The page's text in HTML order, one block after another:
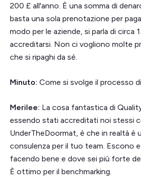
200 £ all'anno. È una somma di
basta una sola prenotazione per
modo per le aziende, si parla di circa
accreditarsi. Non ci vogliono molte
che si ripaghi da sé.
Minuto: Come si svolge il processo
Merilee: La cosa fantastica di
essendo stati accreditati noi stessi
UnderTheDoormat, è che in realtà è
consulenza per il tuo team. Escono
facendo bene e dove sei più forte
È ottimo per il benchmarking.